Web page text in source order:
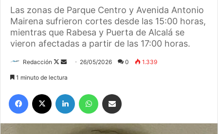
Las zonas de Parque Centro y Avenida Antonio
Mairena sufrieron cortes desde las 15:00 horas,
mientras que Rabesa y Puerta de Alcalá se
vieron afectadas a partir de las 17:00 horas.
Redacción
F
l
o
d
a
26/05/2026 0 1.339
1 minuto de lectura